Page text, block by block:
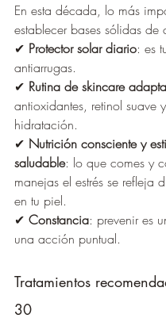
En esta década, lo más
establecer bases sólidas de
✔ Protector solar diario: es
antiarrugas.
✔ Rutina de skincare
antioxidantes, retinol suave
hidratación.
✔ Nutrición consciente y
saludable: lo que comes y
manejas el estrés se refleja
en tu piel.
✔ Constancia: prevenir es
una acción puntual.
Tratamientos
30